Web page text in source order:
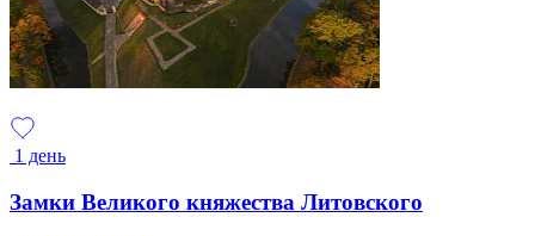
1 день
Замки Великого княжества Литовского